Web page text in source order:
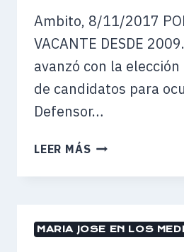
DEFENSOR
DEL
PUEBLO
Ambito, 8/11/2017
VACANTE DESDE
avanzó con la
de candidatos para
Defensor…
LEER MÁS SE
LA
CANDIDATOS
MARIA JOSE EN LOS